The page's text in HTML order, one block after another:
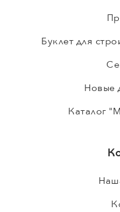
Буклет для
Новые
Каталог